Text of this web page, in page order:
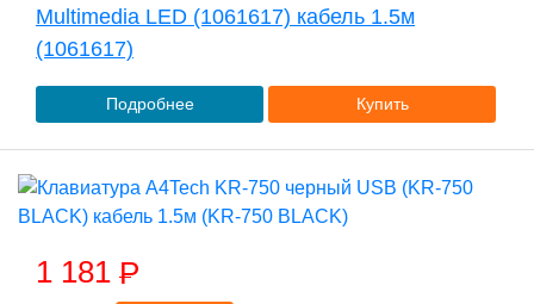
Multimedia LED (1061617) кабель 1.5м
(1061617)
Подробнее Купить
1 181 P